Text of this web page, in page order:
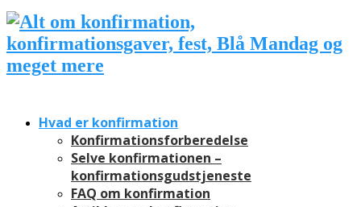
Hvad er konfirmation
Konfirmationsforberedelse
Selve konfirmationen –
konfirmationsgudstjeneste
FAQ om konfirmation